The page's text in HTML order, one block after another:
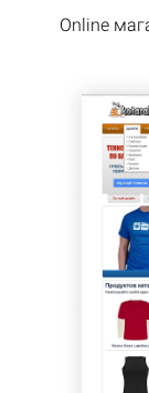
Online